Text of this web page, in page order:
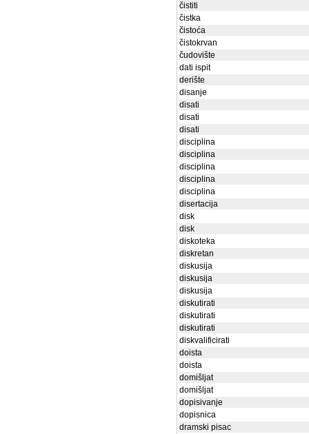
čistiti
čistka
čistoća
čistokrvan
čudovište
dati ispit
derište
disanje
disati
disati
disati
disciplina
disciplina
disciplina
disciplina
disciplina
disertacija
disk
disk
diskoteka
diskretan
diskusija
diskusija
diskusija
diskutirati
diskutirati
diskutirati
diskvalificirati
doista
doista
domišljat
domišljat
dopisivanje
dopisnica
dramski pisac